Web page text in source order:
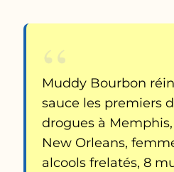
Muddy Bourbon
sauce les premiers
drogues à
New Orleans,
alcools frelatés, 8